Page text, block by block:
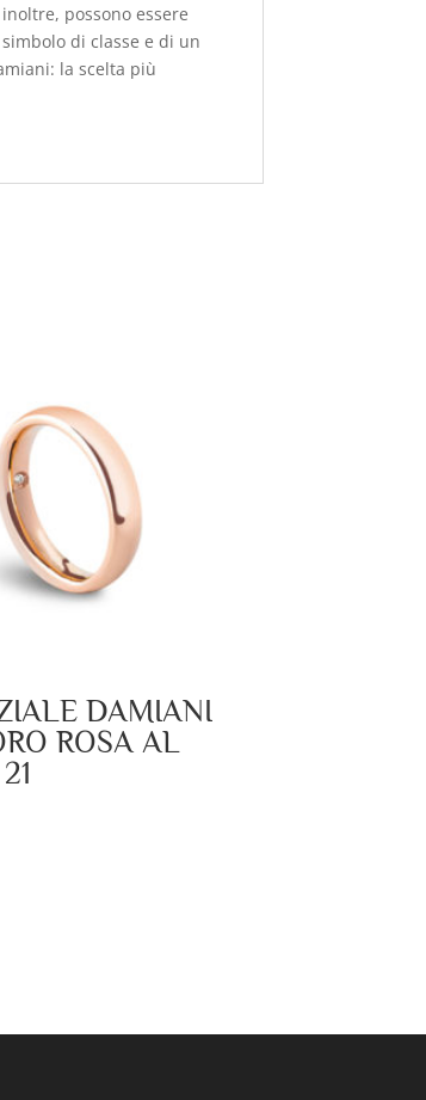
possono essere
di classe e di un
la scelta più
DAMIANI
ROSA AL